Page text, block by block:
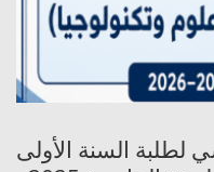
لطلبة السنة الأولى